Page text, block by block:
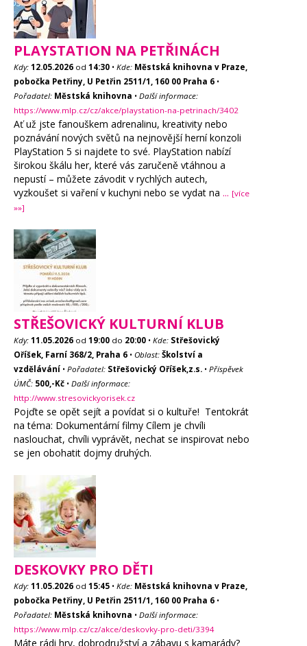
PLAYSTATION NA PETŘINÁCH
Kdy: 12.05.2026 od 14:30 • Kde: Městská knihovna v Praze,
pobočka Petřiny, U Petřin 2511/1, 160 00 Praha 6 •
Pořadatel: Městská knihovna • Další informace:
https://www.mlp.cz/cz/akce/playstation-na-petrinach/3402
Ať už jste fanouškem adrenalinu, kreativity nebo
poznávání nových světů na nejnovější herní konzoli
PlayStation 5 si najdete to své. PlayStation nabízí
širokou škálu her, které vás zaručeně vtáhnou a
nepustí – můžete závodit v rychlých autech,
vyzkoušet si vaření v kuchyni nebo se vydat na ... [více
»»]
STŘEŠOVICKÝ KULTURNÍ KLUB
Kdy: 11.05.2026 od 19:00 do 20:00 • Kde: Střešovický
Oříšek, Farní 368/2, Praha 6 • Oblast: Školství a
vzdělávání • Pořadatel: Střešovický Oříšek,z.s. • Příspěvek
ÚMČ: 500,-Kč • Další informace:
http://www.stresovickyorisek.cz
Pojďte se opět sejít a povídat si o kultuře! Tentokrát
na téma: Dokumentární filmy Cílem je chvíli
naslouchat, chvíli vyprávět, nechat se inspirovat nebo
se jen obohatit dojmy druhých.
DESKOVKY PRO DĚTI
Kdy: 11.05.2026 od 15:45 • Kde: Městská knihovna v Praze,
pobočka Petřiny, U Petřin 2511/1, 160 00 Praha 6 •
Pořadatel: Městská knihovna • Další informace:
https://www.mlp.cz/cz/akce/deskovky-pro-deti/3394
Máte rádi hry, dobrodružství a zábavu s kamarády?